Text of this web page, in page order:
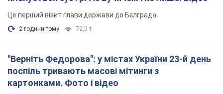
Це перший візит глави держави до Бєлграда
2 години тому 72,0 т.
"Верніть Федорова": у містах України 23-й день
поспіль тривають масові мітинги з
картонками. Фото і відео